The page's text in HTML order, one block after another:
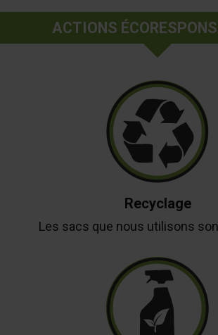
ACTIONS
Recyclage
Les sacs que nous utilisons